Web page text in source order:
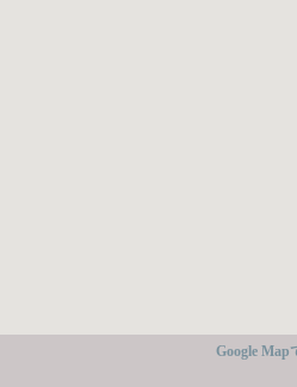
Google Map